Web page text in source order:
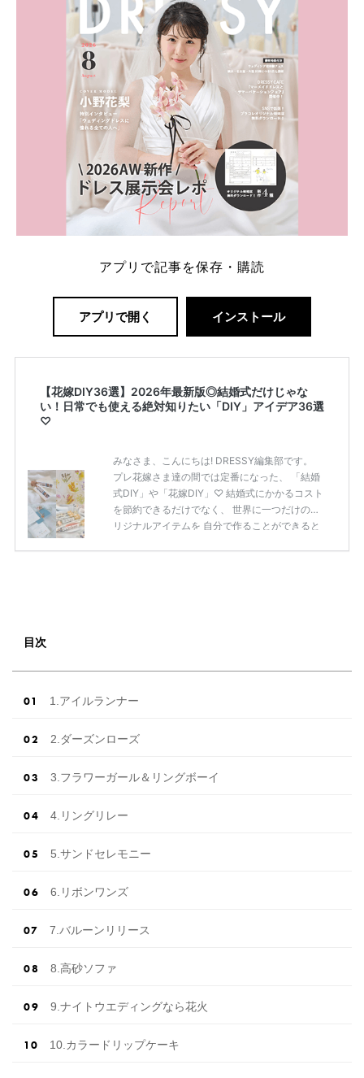
解決します。 まずは診断で候補を絞れる「ウェディ
ング診断」か、体験型 […]
続きを読む
アプリで記事を保存・購読
アプリで開く インストール
【花嫁DIY36選】2026年最新版◎結婚式だけじゃな
い！日常でも使える絶対知りたい「DIY」アイデア36選
♡
みなさま、こんにちは! DRESSY編集部です。
プレ花嫁さま達の間では定番になった、 「結婚
式DIY」や「花嫁DIY」♡ 結婚式にかかるコスト
を節約できるだけでなく、 世界に一つだけのオ
リジナルアイテムを 自分で作ることができると
ン内容をま […]続きを読む
目次
1.アイルランナー
2.ダーズンローズ
3.フラワーガール＆リングボーイ
4.リングリレー
5.サンドセレモニー
6.リボンワンズ
7.バルーンリリース
8.高砂ソファ
9.ナイトウエディングなら花火
10.カラードリップケーキ